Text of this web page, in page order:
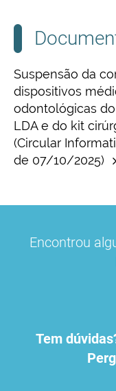
Suspensão da
dispositivos
odontológicas do
LDA e do kit
(Circular
de 07/10/2025)
Encontrou
Tem